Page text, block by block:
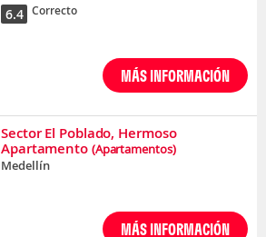
6.4 Correcto
MÁS INFORMACIÓN
Sector El Poblado, Hermoso
Apartamento (Apartamentos)
Medellín
MÁS INFORMACIÓN